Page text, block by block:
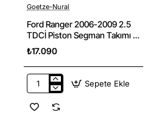
Goetze-Nural
Ford Ranger 2006-2009 2.5
TDCİ Piston Segman Takımı (
Standart ) 4 Adet Nural Marka
₺17.090
Ford
2006-
Sepete Ekle